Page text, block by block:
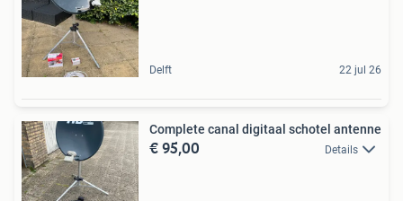
Delft 22 jul 26
Complete canal digitaal schotel antenne
€ 95,00 Details